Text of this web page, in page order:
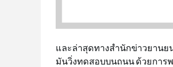
และล่าสุดทางสำนักข่าวยานย
มันวิ่งทดสอบบนถนน ด้วยการ